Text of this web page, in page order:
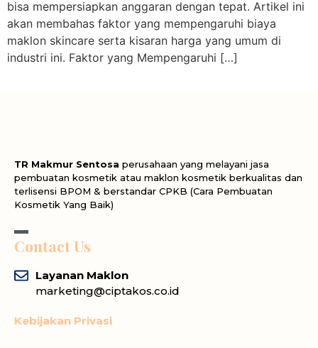
bisa mempersiapkan anggaran dengan tepat. Artikel ini
akan membahas faktor yang mempengaruhi biaya
maklon skincare serta kisaran harga yang umum di
industri ini. Faktor yang Mempengaruhi […]
TR Makmur Sentosa perusahaan yang melayani jasa
pembuatan kosmetik atau maklon kosmetik berkualitas dan
terlisensi BPOM & berstandar CPKB (Cara Pembuatan
Kosmetik Yang Baik)
Contact Us
Layanan Maklon
marketing@ciptakos.co.id
Kebijakan Privasi